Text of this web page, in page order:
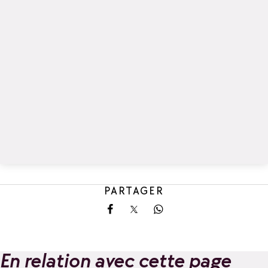
PARTAGER
Partager sur Facebook
Partager sur X
Partager sur
En relation avec cette page